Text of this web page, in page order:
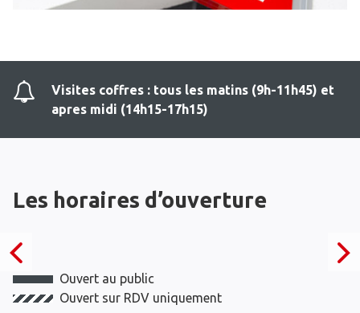
Visites coffres : tous les matins (9h-11h45) et
apres midi (14h15-17h15)
Les horaires d’ouverture
Ouvert au public
Ouvert sur RDV uniquement